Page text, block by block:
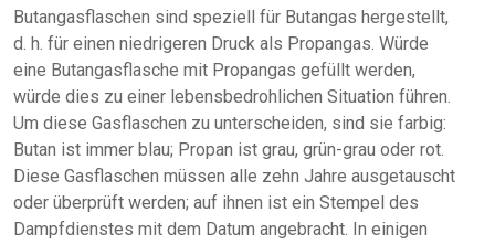
Butangasflaschen sind speziell für Butangas hergestellt,
d. h. für einen niedrigeren Druck als Propangas. Würde
eine Butangasflasche mit Propangas gefüllt werden,
würde dies zu einer lebensbedrohlichen Situation führen.
Um diese Gasflaschen zu unterscheiden, sind sie farbig:
Butan ist immer blau; Propan ist grau, grün-grau oder rot.
Diese Gasflaschen müssen alle zehn Jahre ausgetauscht
oder überprüft werden; auf ihnen ist ein Stempel des
Dampfdienstes mit dem Datum angebracht. In einigen